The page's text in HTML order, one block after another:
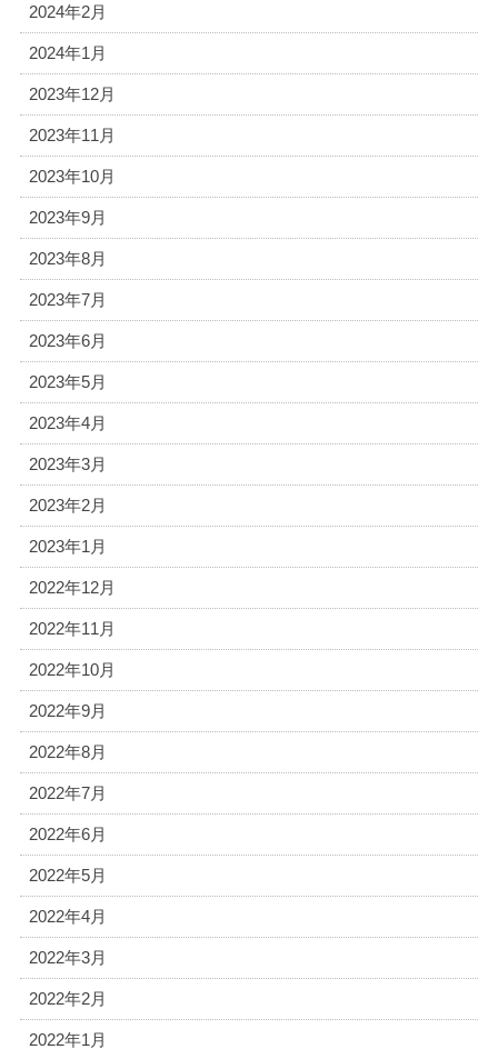
2024年2月
2024年1月
2023年12月
2023年11月
2023年10月
2023年9月
2023年8月
2023年7月
2023年6月
2023年5月
2023年4月
2023年3月
2023年2月
2023年1月
2022年12月
2022年11月
2022年10月
2022年9月
2022年8月
2022年7月
2022年6月
2022年5月
2022年4月
2022年3月
2022年2月
2022年1月